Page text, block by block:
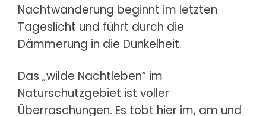
Nachtwanderung beginnt im letzten
Tageslicht und führt durch die
Dämmerung in die Dunkelheit.
Das „wilde Nachtleben“ im
Naturschutzgebiet ist voller
Überraschungen. Es tobt hier im, am und